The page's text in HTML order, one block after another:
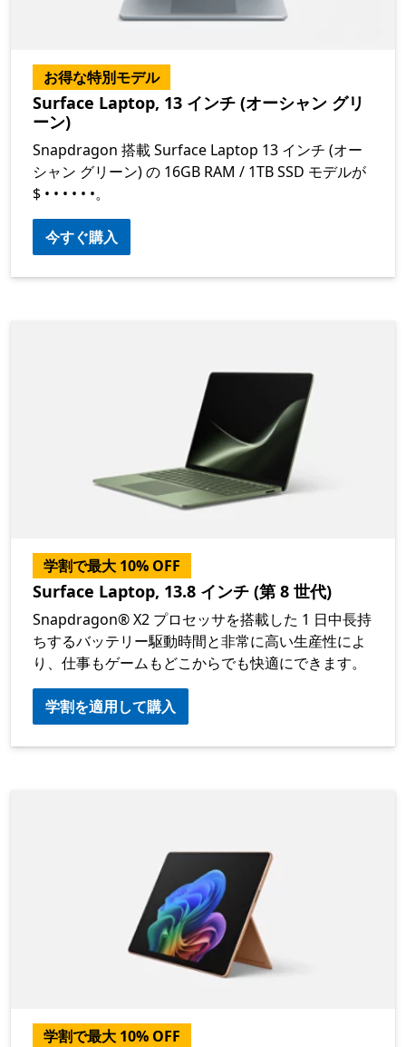
お得な特別モデル
Surface Laptop, 13 インチ (オーシャン グリ
ーン)
Snapdragon 搭載 Surface Laptop 13 インチ (オー
シャン グリーン) の 16GB RAM / 1TB SSD モデルが
$ • • • • • •。
今すぐ購入
学割で最大 10% OFF
Surface Laptop, 13.8 インチ (第 8 世代)
Snapdragon® X2 プロセッサを搭載した 1 日中長持
ちするバッテリー駆動時間と非常に高い生産性によ
り、仕事もゲームもどこからでも快適にできます。
学割を適用して購入
学割で最大 10% OFF